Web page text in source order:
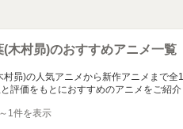
(木村昴)のおすすめアニメ一覧
村昴)の人気アニメから新作アニメまで
評価をもとにおすすめのアニメをご紹介
1件を表示